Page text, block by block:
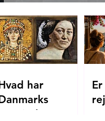
har
Grevinde Danner